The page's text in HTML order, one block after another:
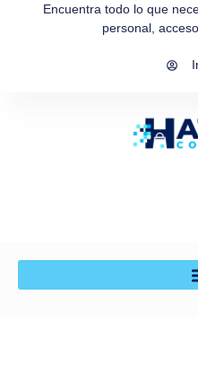
Encuentra todo lo que
personal,